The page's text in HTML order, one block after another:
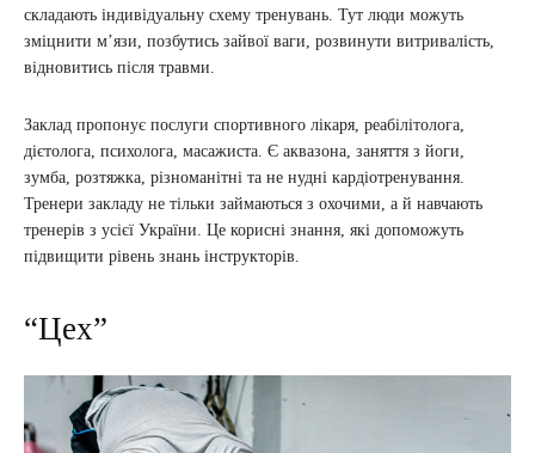
складають індивідуальну схему тренувань. Тут люди можуть
зміцнити м’язи, позбутись зайвої ваги, розвинути витривалість,
відновитись після травми.
Заклад пропонує послуги спортивного лікаря, реабілітолога,
дієтолога, психолога, масажиста. Є аквазона, заняття з йоги,
зумба, розтяжка, різноманітні та не нудні кардіотренування.
Тренери закладу не тільки займаються з охочими, а й навчають
тренерів з усієї України. Це корисні знання, які допоможуть
підвищити рівень знань інструкторів.
“Цех”